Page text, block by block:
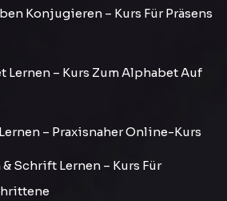
Konjugieren – Kurs Für Präsens
Lernen – Kurs Zum Alphabet Auf
– Praxisnaher Online-Kurs
Schrift Lernen – Kurs Für